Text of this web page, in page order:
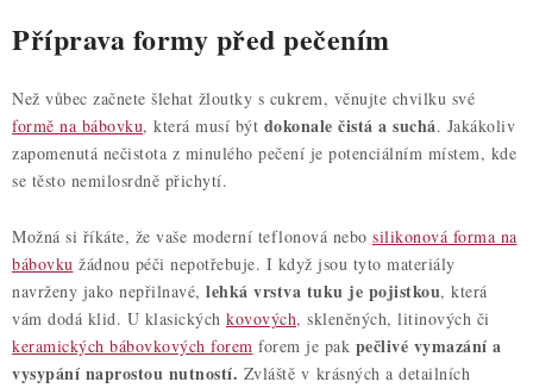
Nepřevzetí zásilky na dobírku
Obchodní podmínky
Hodnocení obchodu
Blog
Příprava formy před pečením
Než vůbec začnete šlehat žloutky s cukrem, věnujte chvilku své
formě na bábovku, která musí být dokonale čistá a suchá. Jakákoliv
zapomenutá nečistota z minulého pečení je potenciálním místem, kde
se těsto nemilosrdně přichytí.
Možná si říkáte, že vaše moderní teflonová nebo silikonová forma na
bábovku žádnou péči nepotřebuje. I když jsou tyto materiály
navrženy jako nepřilnavé, lehká vrstva tuku je pojistkou, která
vám dodá klid. U klasických kovových, skleněných, litinových či
keramických bábovkových forem forem je pak pečlivé vymazání a
vysypání naprostou nutností. Zvláště v krásných a detailních